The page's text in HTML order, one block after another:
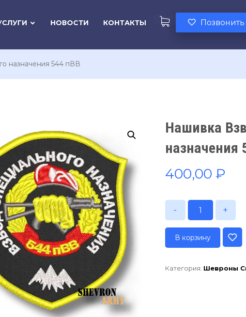
Позвонить
НОВОСТИ КОНТАКТЫ
назначения 544 пВВ
Нашивка
назначения
400,00 ₽
- +
В корзину
Категория: Шевроны